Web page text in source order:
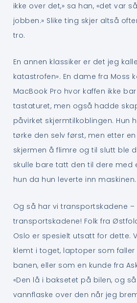
ikke over det,» sa han, «det var
jobben.» Slike ting skjer altså
tro.
En annen klassiker er det jeg
katastrofen». En dame fra Moss
MacBook Pro hvor kaffen ikke
tastaturet, men også hadde
påvirket skjermtilkoblingen. Hun
tørke den selv først, men etter
skjermen å flimre og til slutt ble
skulle bare tatt den til dere med
hun da hun leverte inn maskinen.
Og så har vi transportskadene –
transportskadene! Folk fra
Oslo er spesielt utsatt for dette.
klemt i toget, laptoper som faller
banen, eller som en kunde fra
«Den lå i baksetet på bilen, og
vannflaske over den når jeg